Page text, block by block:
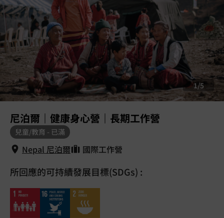
尼泊爾｜健康身心營｜長期工作營
兒童/教育 - 已滿
Nepal 尼泊爾 國際工作營
1/5
所回應的可持續發展目標(SDGs) :
Nepal 尼泊爾